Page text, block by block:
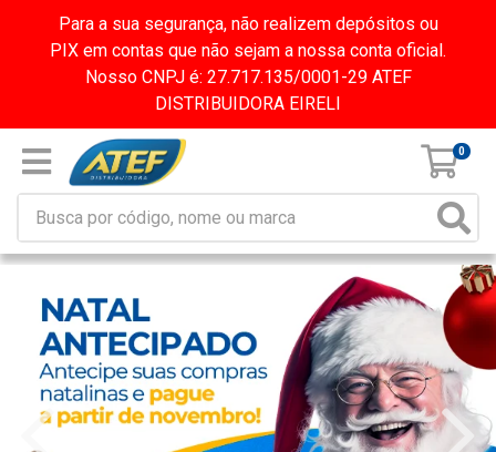
Para a sua segurança, não realizem depósitos ou
PIX em contas que não sejam a nossa conta oficial.
Nosso CNPJ é: 27.717.135/0001-29 ATEF
DISTRIBUIDORA EIRELI
0